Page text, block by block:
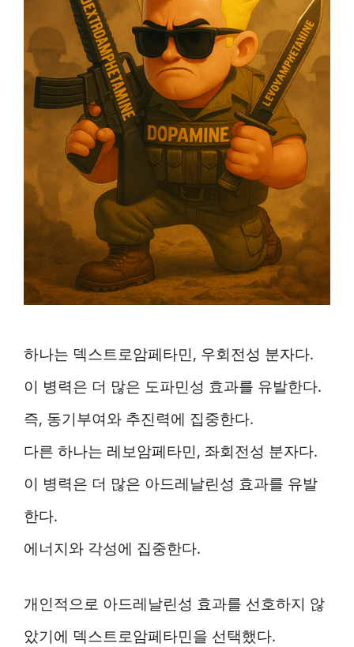
하나는 덱스트로암페타민, 우회전성 분자다.
이 병력은 더 많은 도파민성 효과를 유발한다.
즉, 동기부여와 추진력에 집중한다.
다른 하나는 레보암페타민, 좌회전성 분자다.
이 병력은 더 많은 아드레날린성 효과를 유발
한다.
에너지와 각성에 집중한다.
개인적으로 아드레날린성 효과를 선호하지 않
았기에 덱스트로암페타민을 선택했다.